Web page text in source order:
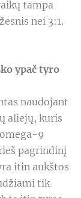
tampa
nei 3:1.
ypač tyro
naudojant
aliejų, kuris
9
pagrindinį
itin aukštos
tik